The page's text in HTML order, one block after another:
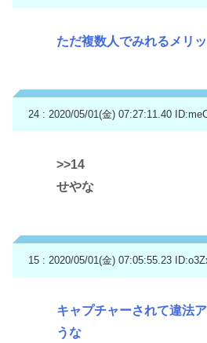
ただ複数人でみれるメリ
24 : 2020/05/01(金) 07:27:11.40
>>14
せやな
15 : 2020/05/01(金) 07:05:55.23
キャプチャーされて違法
うな